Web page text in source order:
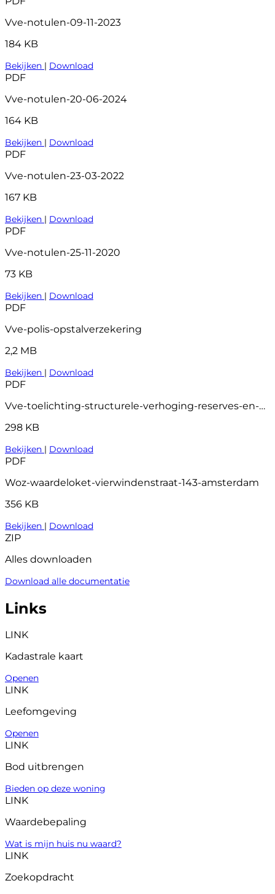
Vve-notulen-09-11-2023
184 KB
Bekijken | Download
PDF
Vve-notulen-20-06-2024
164 KB
Bekijken | Download
PDF
Vve-notulen-23-03-2022
167 KB
Bekijken | Download
PDF
Vve-notulen-25-11-2020
73 KB
Bekijken | Download
PDF
Vve-polis-opstalverzekering
2,2 MB
Bekijken | Download
PDF
Vve-toelichting-structurele-verhoging-reserves-en-bijdragen
298 KB
Bekijken | Download
PDF
Woz-waardeloket-vierwindenstraat-143-amsterdam
356 KB
Bekijken | Download
ZIP
Alles downloaden
Download alle documentatie
Links
LINK
Kadastrale kaart
Openen
LINK
Leefomgeving
Openen
LINK
Bod uitbrengen
Bieden op deze woning
LINK
Waardebepaling
Wat is mijn huis nu waard?
LINK
Zoekopdracht